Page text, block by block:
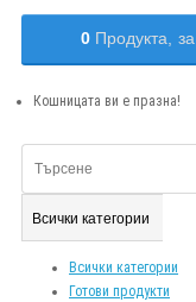
0 Продукта, за
Кошницата ви е празна!
Всички категории
Всички категории
Готови продукти